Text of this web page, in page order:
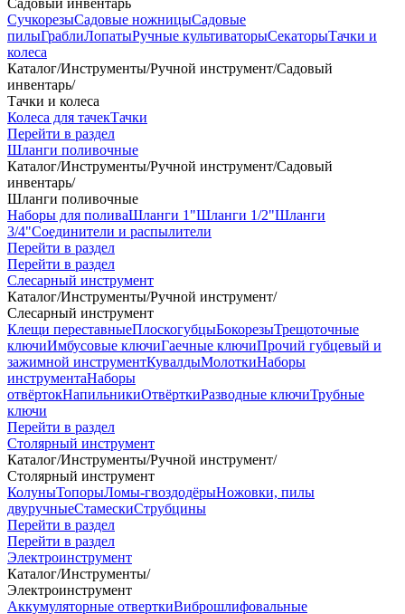
Садовый инвентарь
СучкорезыСадовые ножницыСадовые
пилыГраблиЛопатыРучные культиваторыСекаторыТачки и
колеса
Каталог/Инструменты/Ручной инструмент/Садовый
инвентарь/
Тачки и колеса
Колеса для тачекТачки
Перейти в раздел
Шланги поливочные
Каталог/Инструменты/Ручной инструмент/Садовый
инвентарь/
Шланги поливочные
Наборы для поливаШланги 1"Шланги 1/2"Шланги
3/4"Соединители и распылители
Перейти в раздел
Перейти в раздел
Слесарный инструмент
Каталог/Инструменты/Ручной инструмент/
Слесарный инструмент
Клещи переставныеПлоскогубцыБокорезыТрещоточные
ключиИмбусовые ключиГаечные ключиПрочий губцевый и
зажимной инструментКувалдыМолоткиНаборы
инструментаНаборы
отвёртокНапильникиОтвёрткиРазводные ключиТрубные
ключи
Перейти в раздел
Столярный инструмент
Каталог/Инструменты/Ручной инструмент/
Столярный инструмент
КолуныТопорыЛомы-гвоздодёрыНожовки, пилы
двуручныеСтамескиСтрубцины
Перейти в раздел
Перейти в раздел
Электроинструмент
Каталог/Инструменты/
Электроинструмент
Аккумуляторные отверткиВиброшлифовальные